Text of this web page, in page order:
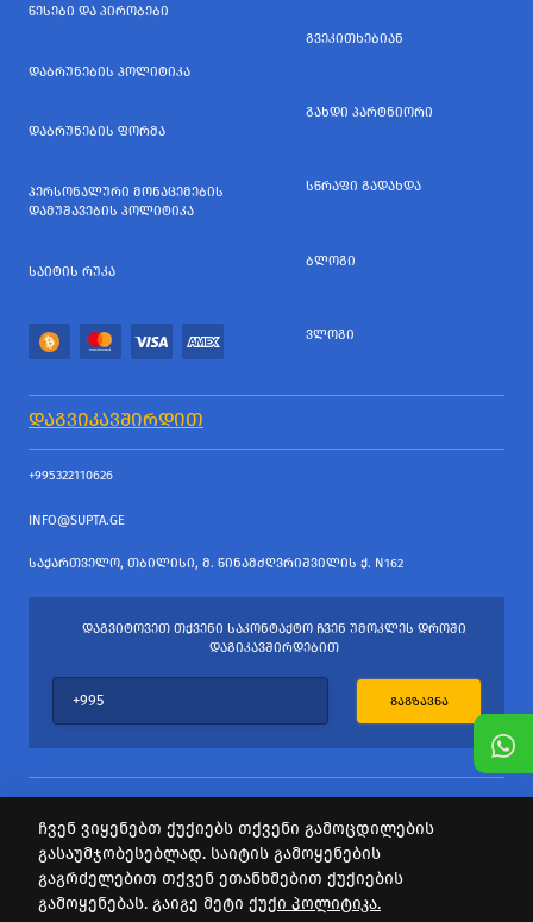
ᲬᲔᲡᲔᲑᲘ ᲓᲐ ᲞᲘᲠᲝᲑᲔᲑᲘ
ᲓᲐᲑᲠᲣᲜᲔᲑᲘᲡ ᲞᲝᲚᲘᲢᲘᲙᲐ
ᲓᲐᲑᲠᲣᲜᲔᲑᲘᲡ ᲤᲝᲠᲛᲐ
ᲞᲔᲠᲡᲝᲜᲐᲚᲣᲠᲘ ᲛᲝᲜᲐᲪᲔᲛᲔᲑᲘᲡ
ᲓᲐᲛᲣᲨᲐᲕᲔᲑᲘᲡ ᲞᲝᲚᲘᲢᲘᲙᲐ
ᲡᲐᲘᲢᲘᲡ ᲠᲣᲙᲐ
ᲒᲕᲔᲙᲘᲗᲮᲔᲑᲘᲐᲜ
ᲒᲐᲮᲓᲘ ᲞᲐᲠᲢᲜᲘᲝᲠᲘ
ᲡᲬᲠᲐᲤᲘ ᲒᲐᲓᲐᲮᲓᲐ
ᲑᲚᲝᲒᲘ
ᲕᲚᲝᲒᲘ
ᲓᲐᲒᲕᲘᲙᲐᲕᲨᲘᲠᲓᲘᲗ
+995322110626
INFO@SUPTA.GE
ᲡᲐᲥᲐᲠᲗᲕᲔᲚᲝ, ᲗᲑᲘᲚᲘᲡᲘ, Მ. ᲬᲘᲜᲐᲛᲫᲦᲕᲠᲘᲨᲕᲘᲚᲘᲡ Ქ. N162
ᲓᲐᲒᲕᲘᲢᲝᲕᲔᲗ ᲗᲥᲕᲔᲜᲘ ᲡᲐᲙᲝᲜᲢᲐᲥᲢᲝ ᲩᲕᲔᲜ ᲣᲛᲝᲙᲚᲔᲡ ᲓᲠᲝᲨᲘ
ᲓᲐᲒᲘᲙᲐᲕᲨᲘᲠᲓᲔᲑᲘᲗ
ᲒᲐᲒᲖᲐᲕᲜᲐ
ყველა უფლება დაცულია
საიტის პროვაიდერი Webdoors.ge
ჩვენ ვიყენებთ ქუქიებს თქვენი გამოცდილების
გასაუმჯობესებლად. საიტის გამოყენების
გაგრძელებით თქვენ ეთანხმებით ქუქიების
გამოყენებას. გაიგე მეტი ქუქი პოლიტიკა.